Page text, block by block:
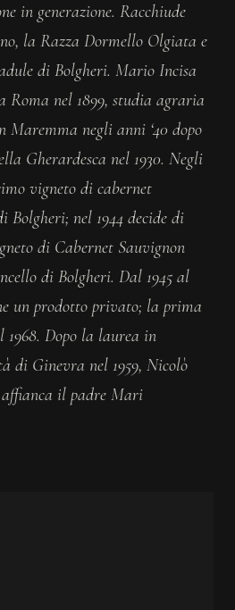
in generazione. Racchiude
la Razza Dormello Olgiata e
di Bolgheri. Mario Incisa
Roma nel 1899, studia agraria
Maremma negli anni ‘40 dopo
Gherardesca nel 1930. Negli
vigneto di cabernet
Bolgheri; nel 1944 decide di
di Cabernet Sauvignon
di Bolgheri. Dal 1945 al
un prodotto privato; la prima
Dopo la laurea in
di Ginevra nel 1959, Nicolò
il padre Mari